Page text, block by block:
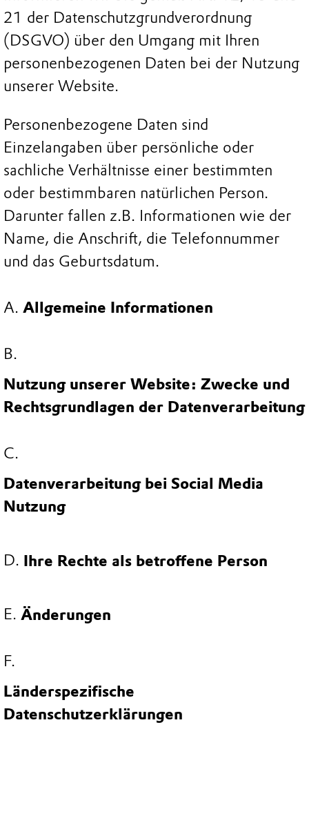
21 der Datenschutzgrundverordnung
(DSGVO) über den Umgang mit Ihren
personenbezogenen Daten bei der Nutzung
unserer Website.
Personenbezogene Daten sind
Einzelangaben über persönliche oder
sachliche Verhältnisse einer bestimmten
oder bestimmbaren natürlichen Person.
Darunter fallen z.B. Informationen wie der
Name, die Anschrift, die Telefonnummer
und das Geburtsdatum.
Allgemeine Informationen
Nutzung unserer Website: Zwecke und
Rechtsgrundlagen der Datenverarbeitung
Datenverarbeitung bei Social Media
Nutzung
Ihre Rechte als betroffene Person
Änderungen
Länderspezifische
Datenschutzerklärungen